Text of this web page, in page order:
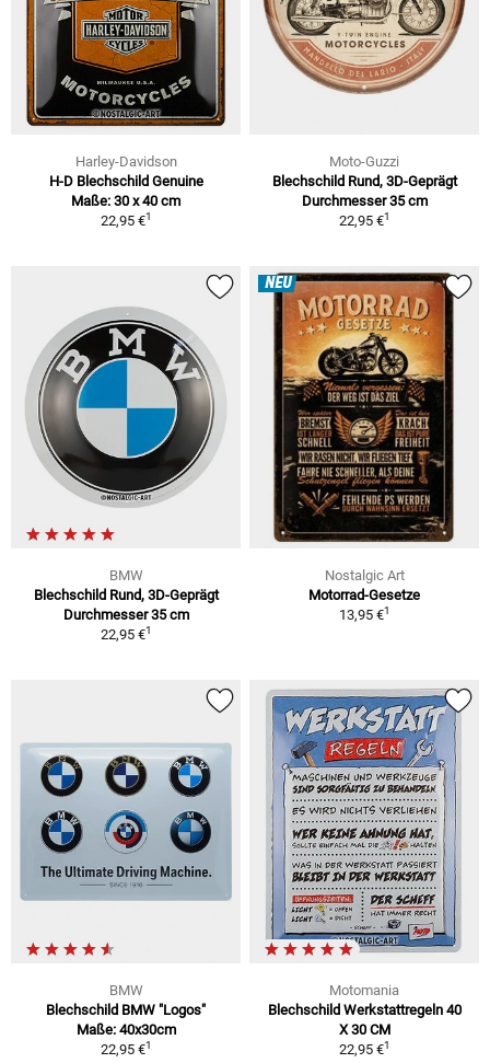
Harley-Davidson
H-D Blechschild Genuine
Maße: 30 x 40 cm
22,95 €1
Moto-Guzzi
Blechschild Rund, 3D-Geprägt
Durchmesser 35 cm
22,95 €1
BMW
Blechschild Rund, 3D-Geprägt
Durchmesser 35 cm
22,95 €1
NEU
Nostalgic Art
Motorrad-Gesetze
13,95 €1
BMW
Blechschild BMW "Logos"
Maße: 40x30cm
22,95 €1
Motomania
Blechschild Werkstattregeln 40
X 30 CM
22,95 €1